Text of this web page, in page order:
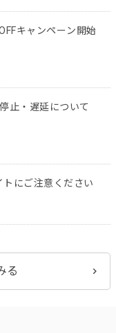
キャンペーン開始
止・遅延について
トにご注意ください
る